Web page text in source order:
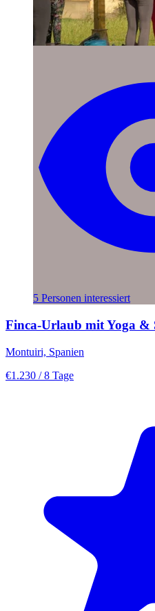
5 Personen interessiert
Finca-Urlaub mit Yoga &
Montuiri, Spanien
€1.230 / 8 Tage